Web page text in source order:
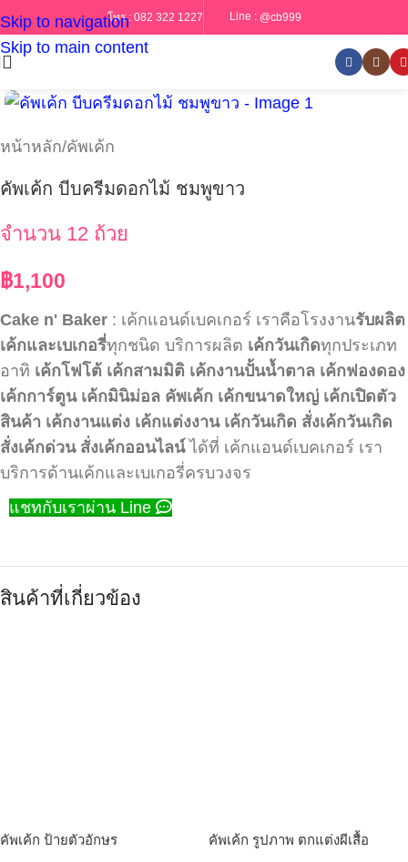
Skip to navigation
Skip to main content
โทร : 082 322 1227 Line : @cb999
หน้าหลัก/คัพเค้ก
คัพเค้ก บีบครีมดอกไม้ ชมพูขาว
จำนวน 12 ถ้วย
฿1,100
Cake n' Baker : เค้กแอนด์เบคเกอร์ เราคือโรงงานรับผลิต
เค้กและเบเกอรี่ทุกชนิด บริการผลิต เค้กวันเกิดทุกประเภท
อาทิ เค้กโฟโต้ เค้กสามมิติ เค้กงานปั้นน้ำตาล เค้กฟองดอง
เค้กการ์ตูน เค้กมินิม่อล คัพเค้ก เค้กขนาดใหญ่ เค้กเปิดตัว
สินค้า เค้กงานแต่ง เค้กแต่งงาน เค้กวันเกิด สั่งเค้กวันเกิด
สั่งเค้กด่วน สั่งเค้กออนไลน์ได้ที่ เค้กแอนด์เบคเกอร์ เรา
บริการด้านเค้กและเบเกอรี่ครบวงจร
แชทกับเราผ่าน Line
สินค้าที่เกี่ยวข้อง
คัพเค้ก ป้ายตัวอักษร คัพเค้ก รูปภาพ ตกแต่งผีเสื้อ